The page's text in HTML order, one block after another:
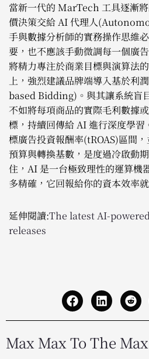
當新一代的 MarTech 工具逐漸
價決策交給 AI 代理人
手與數據分析師的實務操作思維
要，也不應該手動微調每一個廣
將精力專注於商業目標與演算法
上，強烈建議品牌端導入基於利
based Bidding)。與其讓系統盲
不如將每項商品的實際毛利數據
標，持續回傳給 AI 進行深度學習
標廣告投資報酬率(tROAS)區間
預算與轉換基數，是度過冷啟動
住，AI 是一台極致理性的運算機
多精確，它回報給你的資本效率
延伸閱讀:The latest AI-
releases
Max Max To The Max